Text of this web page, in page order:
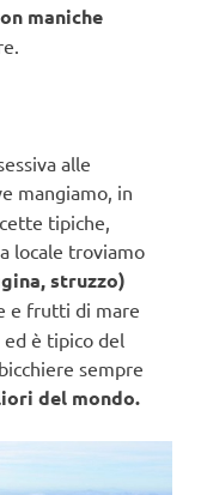
maniche
alle
mangiamo, in
tipiche,
locale troviamo
struzzo)
e frutti di mare
ed è tipico del
sempre
del mondo.